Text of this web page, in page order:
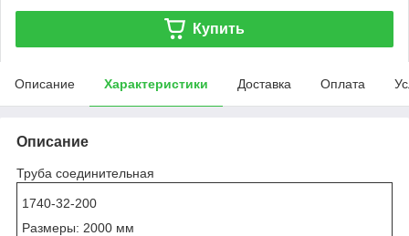
Купить
Описание Характеристики Доставка Оплата
Описание
Труба соединительная
1740-32-200
Размеры: 2000 мм